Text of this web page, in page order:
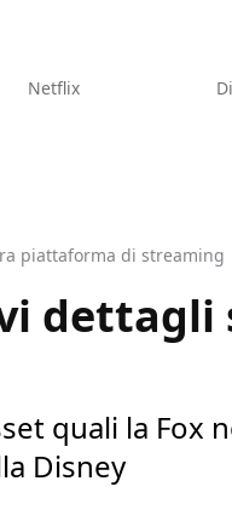
Netflix
piattaforma di streaming
quali la Fox
Disney